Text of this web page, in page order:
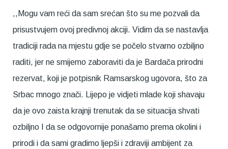
,,Mogu vam reći da sam srećan što su me pozvali da
prisustvujem ovoj predivnoj akciji. Vidim da se nastavlja
tradiciji rada na mjestu gdje se počelo stvarno ozbiljno
raditi, jer ne smijemo zaboraviti da je Bardača prirodni
rezervat, koji je potpisnik Ramsarskog ugovora, što za
Srbac mnogo znači. Lijepo je vidjeti mlade koji shavaju
da je ovo zaista krajnji trenutak da se situacija shvati
ozbiljno I da se odgovornije ponašamo prema okolini i
prirodi i da sami gradimo ljepši i zdraviji ambijent za